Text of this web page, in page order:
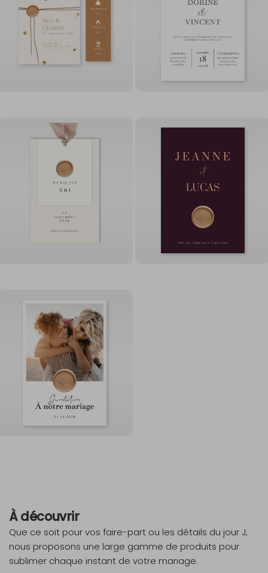
À découvrir
Que ce soit pour vos faire-part ou les détails du jour J,
nous proposons une large gamme de produits pour
sublimer chaque instant de votre mariage.